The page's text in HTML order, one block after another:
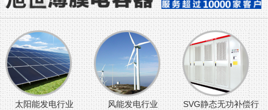
太阳能发电行业 风能发电行业
SVG静态无功补偿行